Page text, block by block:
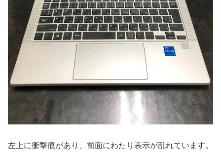
左上に衝撃痕があり、前面にわたり表示が乱れています。